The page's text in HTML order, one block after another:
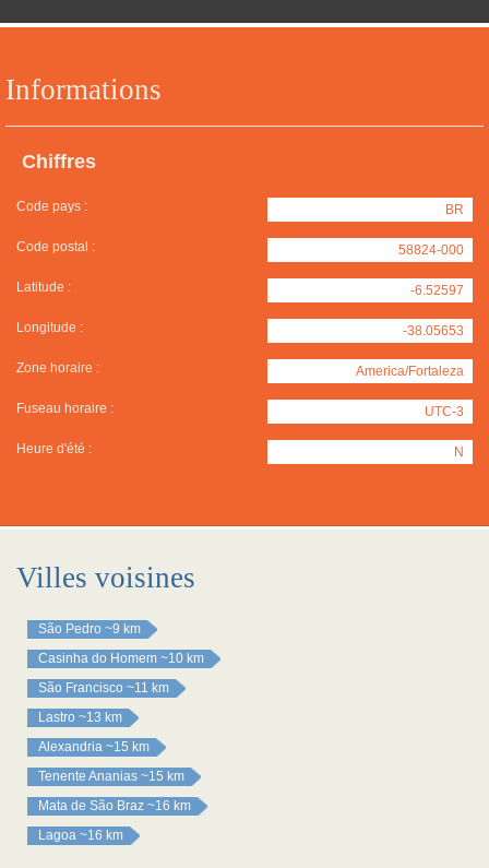
Informations
Chiffres
Code pays : BR
Code postal : 58824-000
Latitude : -6.52597
Longitude : -38.05653
Zone horaire : America/Fortaleza
Fuseau horaire : UTC-3
Heure d'été : N
Villes voisines
São Pedro ~9 km
Casinha do Homem ~10 km
São Francisco ~11 km
Lastro ~13 km
Alexandria ~15 km
Tenente Ananias ~15 km
Mata de São Braz ~16 km
Lagoa ~16 km